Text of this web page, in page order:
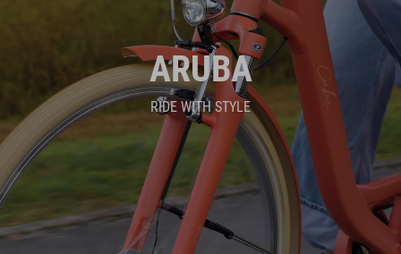
ARUBA
RIDE WITH STYLE